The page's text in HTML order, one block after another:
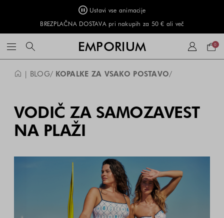
Ustavi vse animacije
BREZPLAČNA DOSTAVA pri nakupih za 50 € ali več
EMPORIUM 0
| BLOG KOPALKE ZA VSAKO POSTAVO
VODIČ ZA SAMOZAVEST
NA PLAŽI